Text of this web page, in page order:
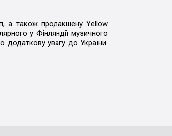
а також продакшену Yellow
у Фінляндії музичного
додаткову увагу до України.